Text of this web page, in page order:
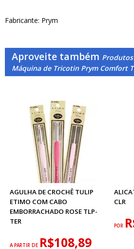
Fabricante: Prym
Aproveite também
Máquina de Tricotin Prym Comfort
AGULHA DE CROCHÊ TULIP
ETIMO COM CABO
EMBORRACHADO ROSE TLP-
TER
A PARTIR DE R$108,89
CLR
POR